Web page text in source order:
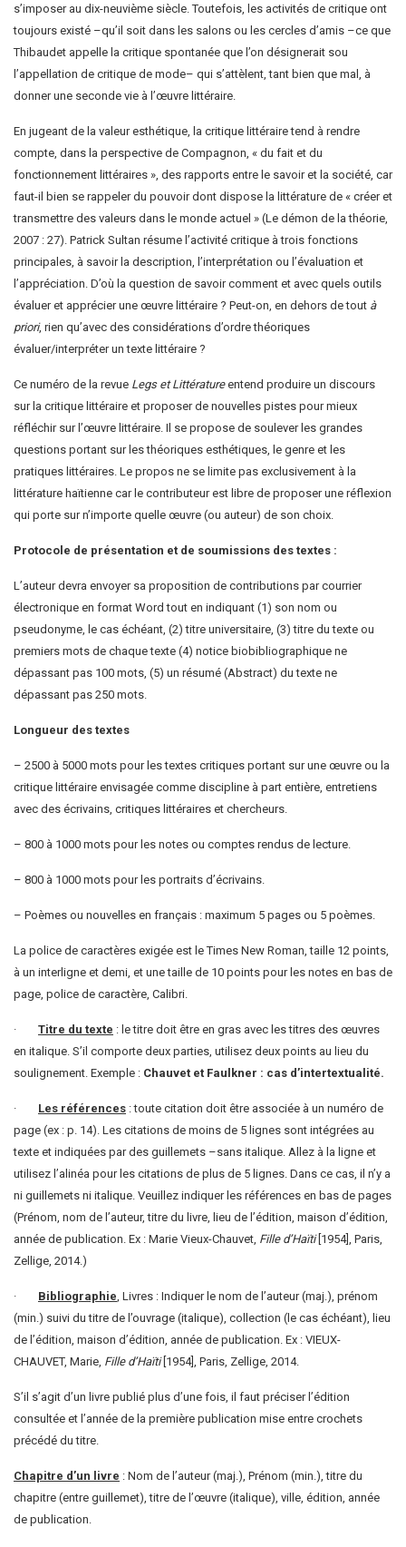
s’imposer au dix-neuvième siècle. Toutefois, les activités de critique ont
toujours existé –qu’il soit dans les salons ou les cercles d’amis –ce que
Thibaudet appelle la critique spontanée que l’on désignerait sou
l’appellation de critique de mode– qui s’attèlent, tant bien que mal, à
donner une seconde vie à l’œuvre littéraire.
En jugeant de la valeur esthétique, la critique littéraire tend à rendre
compte, dans la perspective de Compagnon, « du fait et du
fonctionnement littéraires », des rapports entre le savoir et la société, car
faut-il bien se rappeler du pouvoir dont dispose la littérature de « créer et
transmettre des valeurs dans le monde actuel » (Le démon de la théorie,
2007 : 27). Patrick Sultan résume l’activité critique à trois fonctions
principales, à savoir la description, l’interprétation ou l’évaluation et
l’appréciation. D’où la question de savoir comment et avec quels outils
évaluer et apprécier une œuvre littéraire ? Peut-on, en dehors de tout à
priori, rien qu’avec des considérations d’ordre théoriques
évaluer/interpréter un texte littéraire ?
Ce numéro de la revue Legs et Littératureentend produire un discours
sur la critique littéraire et proposer de nouvelles pistes pour mieux
réfléchir sur l’œuvre littéraire. Il se propose de soulever les grandes
questions portant sur les théoriques esthétiques, le genre et les
pratiques littéraires. Le propos ne se limite pas exclusivement à la
littérature haïtienne car le contributeur est libre de proposer une réflexion
qui porte sur n’importe quelle œuvre (ou auteur) de son choix.
Protocole de présentation et de soumissions des textes :
L’auteur devra envoyer sa proposition de contributions par courrier
électronique en format Word tout en indiquant (1) son nom ou
pseudonyme, le cas échéant, (2) titre universitaire, (3) titre du texte ou
premiers mots de chaque texte (4) notice biobibliographique ne
dépassant pas 100 mots, (5) un résumé (Abstract) du texte ne
dépassant pas 250 mots.
Longueur des textes
– 2500 à 5000 mots pour les textes critiques portant sur une œuvre ou la
critique littéraire envisagée comme discipline à part entière, entretiens
avec des écrivains, critiques littéraires et chercheurs.
– 800 à 1000 mots pour les notes ou comptes rendus de lecture.
– 800 à 1000 mots pour les portraits d’écrivains.
– Poèmes ou nouvelles en français : maximum 5 pages ou 5 poèmes.
La police de caractères exigée est le Times New Roman, taille 12 points,
à un interligne et demi, et une taille de 10 points pour les notes en bas de
page, police de caractère, Calibri.
· Titre du texte : le titre doit être en gras avec les titres des œuvres
en italique. S’il comporte deux parties, utilisez deux points au lieu du
soulignement. Exemple : Chauvet et Faulkner : cas d’intertextualité.
· Les références : toute citation doit être associée à un numéro de
page (ex : p. 14). Les citations de moins de 5 lignes sont intégrées au
texte et indiquées par des guillemets –sans italique. Allez à la ligne et
utilisez l’alinéa pour les citations de plus de 5 lignes. Dans ce cas, il n’y a
ni guillemets ni italique. Veuillez indiquer les références en bas de pages
(Prénom, nom de l’auteur, titre du livre, lieu de l’édition, maison d’édition,
année de publication. Ex : Marie Vieux-Chauvet, Fille d’Haïti [1954], Paris,
Zellige, 2014.)
· Bibliographie , Livres : Indiquer le nom de l’auteur (maj.), prénom
(min.) suivi du titre de l’ouvrage (italique), collection (le cas échéant), lieu
de l’édition, maison d’édition, année de publication. Ex : VIEUX-
CHAUVET, Marie, Fille d’Haïti [1954], Paris, Zellige, 2014.
S’il s’agit d’un livre publié plus d’une fois, il faut préciser l’édition
consultée et l’année de la première publication mise entre crochets
précédé du titre.
Chapitre d’un livre : Nom de l’auteur (maj.), Prénom (min.), titre du
chapitre (entre guillemet), titre de l’œuvre (italique), ville, édition, année
de publication.